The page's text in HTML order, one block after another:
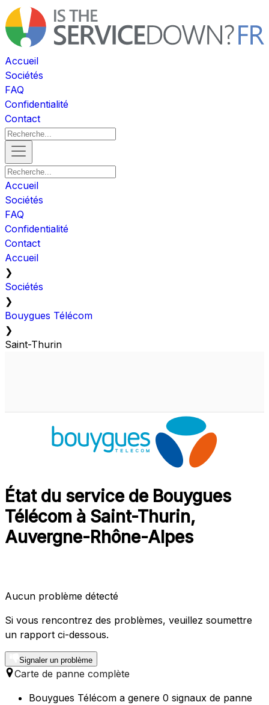
Accueil
Sociétés
FAQ
Confidentialité
Contact
Accueil
Sociétés
FAQ
Confidentialité
Contact
Accueil
❯
Sociétés
❯
Bouygues Télécom
❯
Saint-Thurin
État du service de Bouygues
Télécom à Saint-Thurin,
Auvergne-Rhône-Alpes
Aucun problème détecté
Si vous rencontrez des problèmes, veuillez soumettre
un rapport ci-dessous.
Signaler un problème
Carte de panne complète
Bouygues Télécom a genere 0 signaux de panne